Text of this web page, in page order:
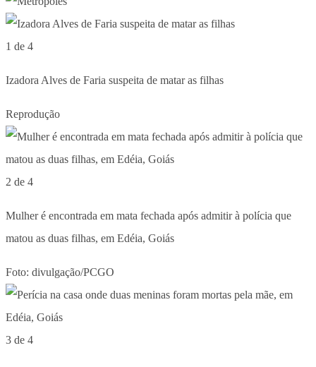
1 de 4
Izadora Alves de Faria suspeita de matar as filhas
Reprodução
2 de 4
Mulher é encontrada em mata fechada após admitir à polícia que
matou as duas filhas, em Edéia, Goiás
Foto: divulgação/PCGO
3 de 4